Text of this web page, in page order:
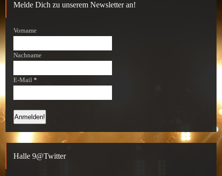
Melde Dich zu unserem Newsletter an!
Vorname
Nachname
E-Mail *
Halle 9@Twitter